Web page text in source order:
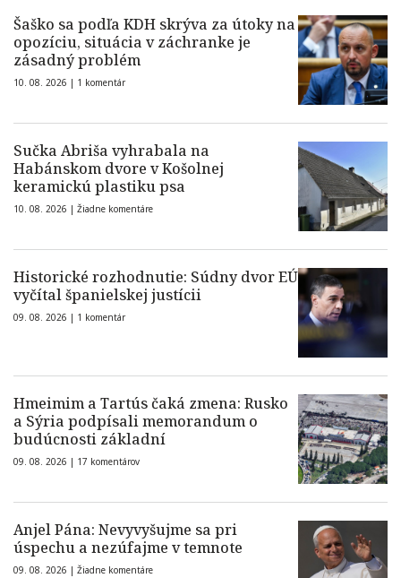
Šaško sa podľa KDH skrýva za útoky na
opozíciu, situácia v záchranke je
zásadný problém
10. 08. 2026 | 1 komentár
Sučka Abriša vyhrabala na
Habánskom dvore v Košolnej
keramickú plastiku psa
10. 08. 2026 | Žiadne komentáre
Historické rozhodnutie: Súdny dvor EÚ
vyčítal španielskej justícii
09. 08. 2026 | 1 komentár
Hmeimim a Tartús čaká zmena: Rusko
a Sýria podpísali memorandum o
budúcnosti základní
09. 08. 2026 | 17 komentárov
Anjel Pána: Nevyvyšujme sa pri
úspechu a nezúfajme v temnote
09. 08. 2026 | Žiadne komentáre